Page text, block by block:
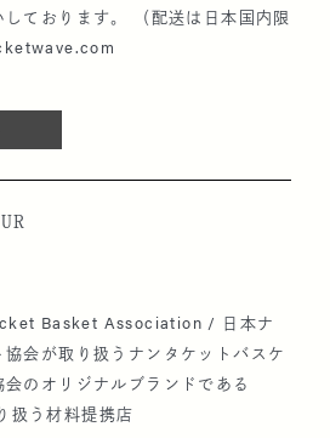
ております。 （配送は日本国内限
Basket Association / 日本ナ
会が取り扱うナンタケットバスケ
のオリジナルブランドである
扱う材料提携店